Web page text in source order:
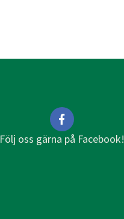
Följ oss gärna på Facebook!